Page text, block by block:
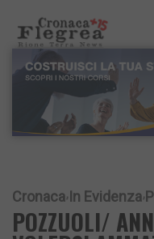
Cronaca In Evidenza
POZZUOLI/